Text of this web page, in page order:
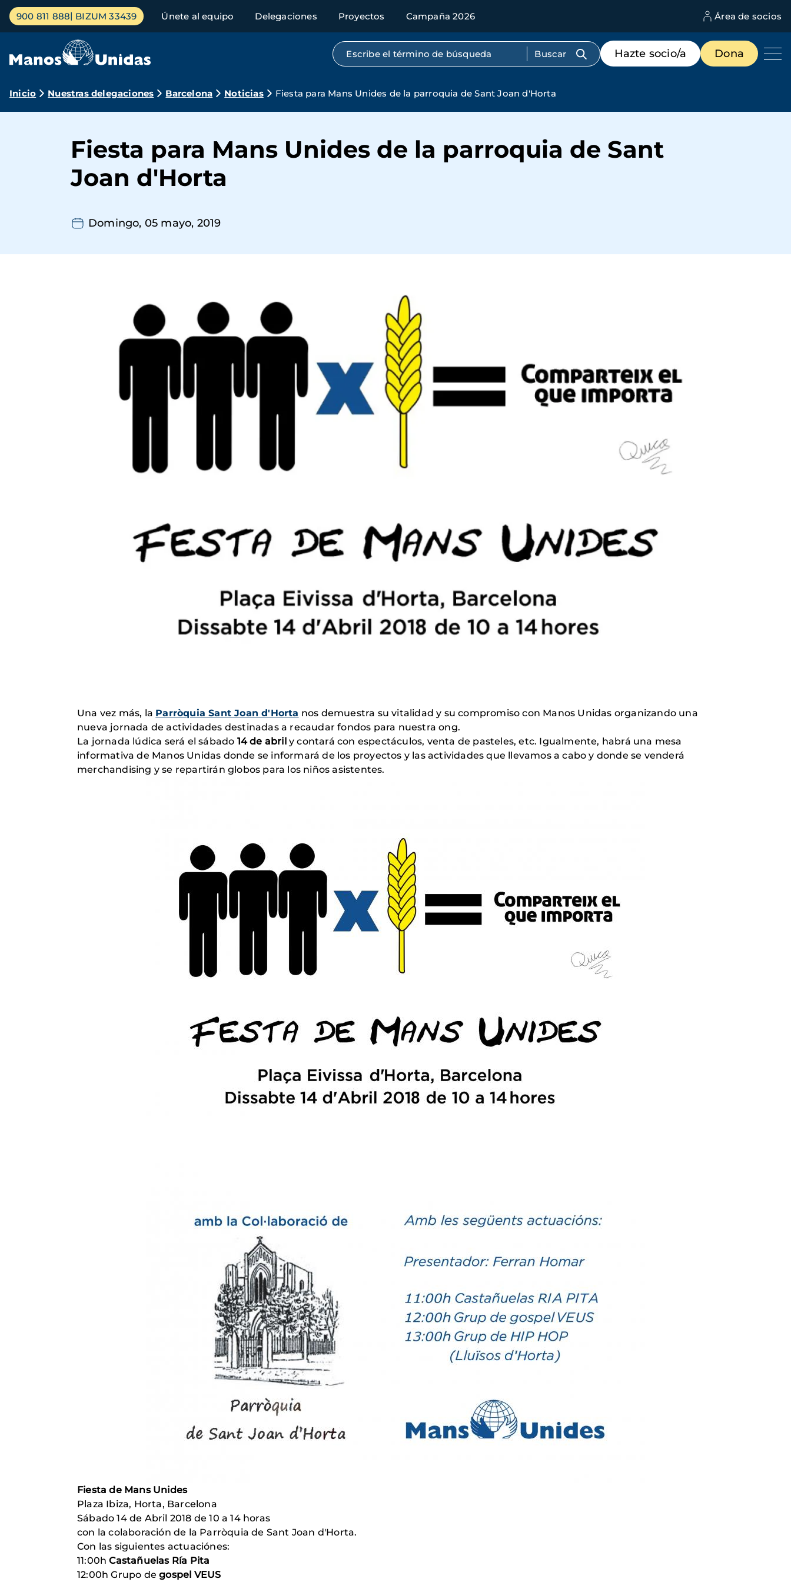
Pasar
contenido
Menú
principal
900 811 888 BIZUM 33439 Únete al equipo Delegaciones Proyectos Campaña 2026 Área de socios
Búsqueda por texto completo
Menú
de
destacados
Hazte socio/a Dona
Ruta
navegación
Inicio Nuestras delegaciones Barcelona Noticias Fiesta para Mans Unides de la parroquia de Sant Joan d'Horta
Fiesta para Mans Unides de la parroquia de Sant
Joan d'Horta
Domingo, 05 mayo, 2019
Una vez más, la Parròquia Sant Joan d'Horta nos demuestra su vitalidad y su compromiso con Manos Unidas organizando una
nueva jornada de actividades destinadas a recaudar fondos para nuestra ong.
La jornada lúdica será el sábado 14 de abrily contará con espectáculos, venta de pasteles, etc. Igualmente, habrá una mesa
informativa de Manos Unidas donde se informará de los proyectos y las actividades que llevamos a cabo y donde se venderá
merchandising y se repartirán globos para los niños asistentes.
Fiesta de Mans Unides
Plaza Ibiza, Horta, Barcelona
Sábado 14 de Abril 2018 de 10 a 14 horas
con la colaboración de la Parròquia de Sant Joan d'Horta.
Con las siguientes actuaciónes:
11:00h Castañuelas Ría Pita
12:00h Grupo degospel VEUS